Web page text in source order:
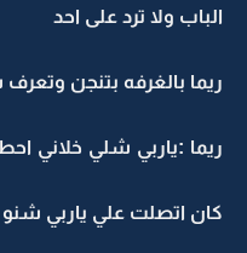
الباب ولا ترد على احد
ريما بالغرفه بتنجن وتعرف
ريما :ياربي شلي خلاني
كان اتصلت علي ياربي